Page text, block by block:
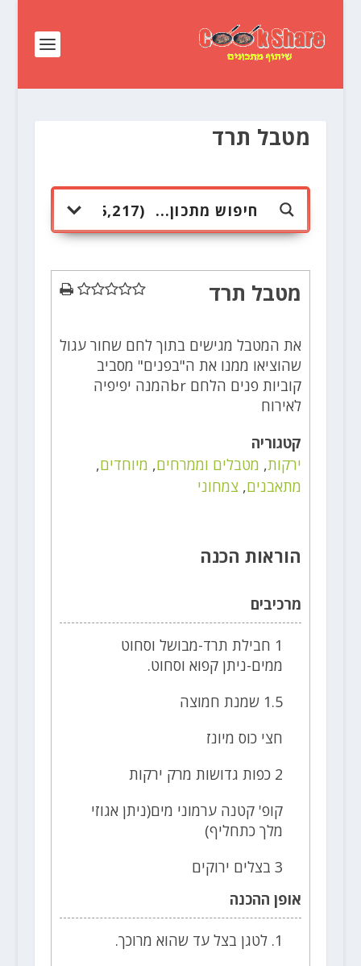
מטבל תרד
מטבל תרד
את המטבל מגישים בתוך לחם שחור עגול
שהוציאו ממנו את ה"בפנים" מסביב
קוביות פנים הלחם brהמנה יפיפיה
לאירוח
קטגוריה
ירקות, מטבלים וממרחים, מיוחדים,
מתאבנים, צמחוני
הוראות הכנה
מרכיבים
1 חבילת תרד-מבושל וסחוט
ממים-ניתן קפוא וסחוט.
1.5 שמנת חמוצה
חצי כוס מיונז
2 כפות גדושות מרק ירקות
קופ' קטנה ערמוני מים(ניתן אגוזי
מלך כתחליף)
3 בצלים ירוקים
אופן ההכנה
1. לטגן בצל עד שהוא מרוכך.